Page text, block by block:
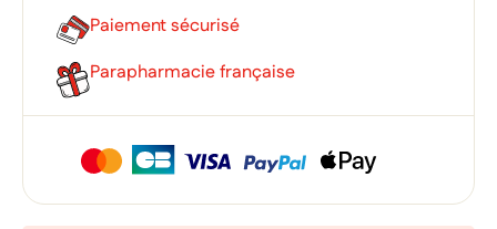
Paiement sécurisé
Parapharmacie française
×
Créer une liste d'envies
Connexion
Vous devez être connecté pour ajouter des produits à votre